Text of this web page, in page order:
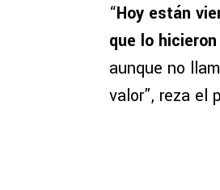
“Hoy están
que lo
aunque no
valor”, reza el